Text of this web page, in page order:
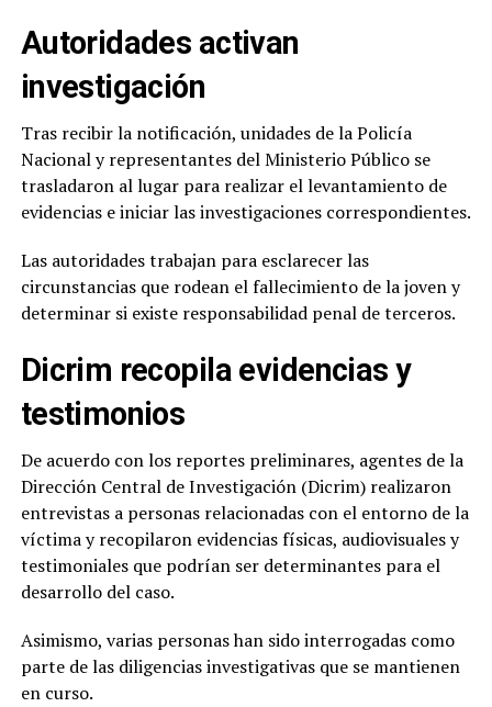
Autoridades activan
investigación
Tras recibir la notificación, unidades de la Policía
Nacional y representantes del Ministerio Público se
trasladaron al lugar para realizar el levantamiento de
evidencias e iniciar las investigaciones correspondientes.
Las autoridades trabajan para esclarecer las
circunstancias que rodean el fallecimiento de la joven y
determinar si existe responsabilidad penal de terceros.
Dicrim recopila evidencias y
testimonios
De acuerdo con los reportes preliminares, agentes de la
Dirección Central de Investigación (Dicrim) realizaron
entrevistas a personas relacionadas con el entorno de la
víctima y recopilaron evidencias físicas, audiovisuales y
testimoniales que podrían ser determinantes para el
desarrollo del caso.
Asimismo, varias personas han sido interrogadas como
parte de las diligencias investigativas que se mantienen
en curso.